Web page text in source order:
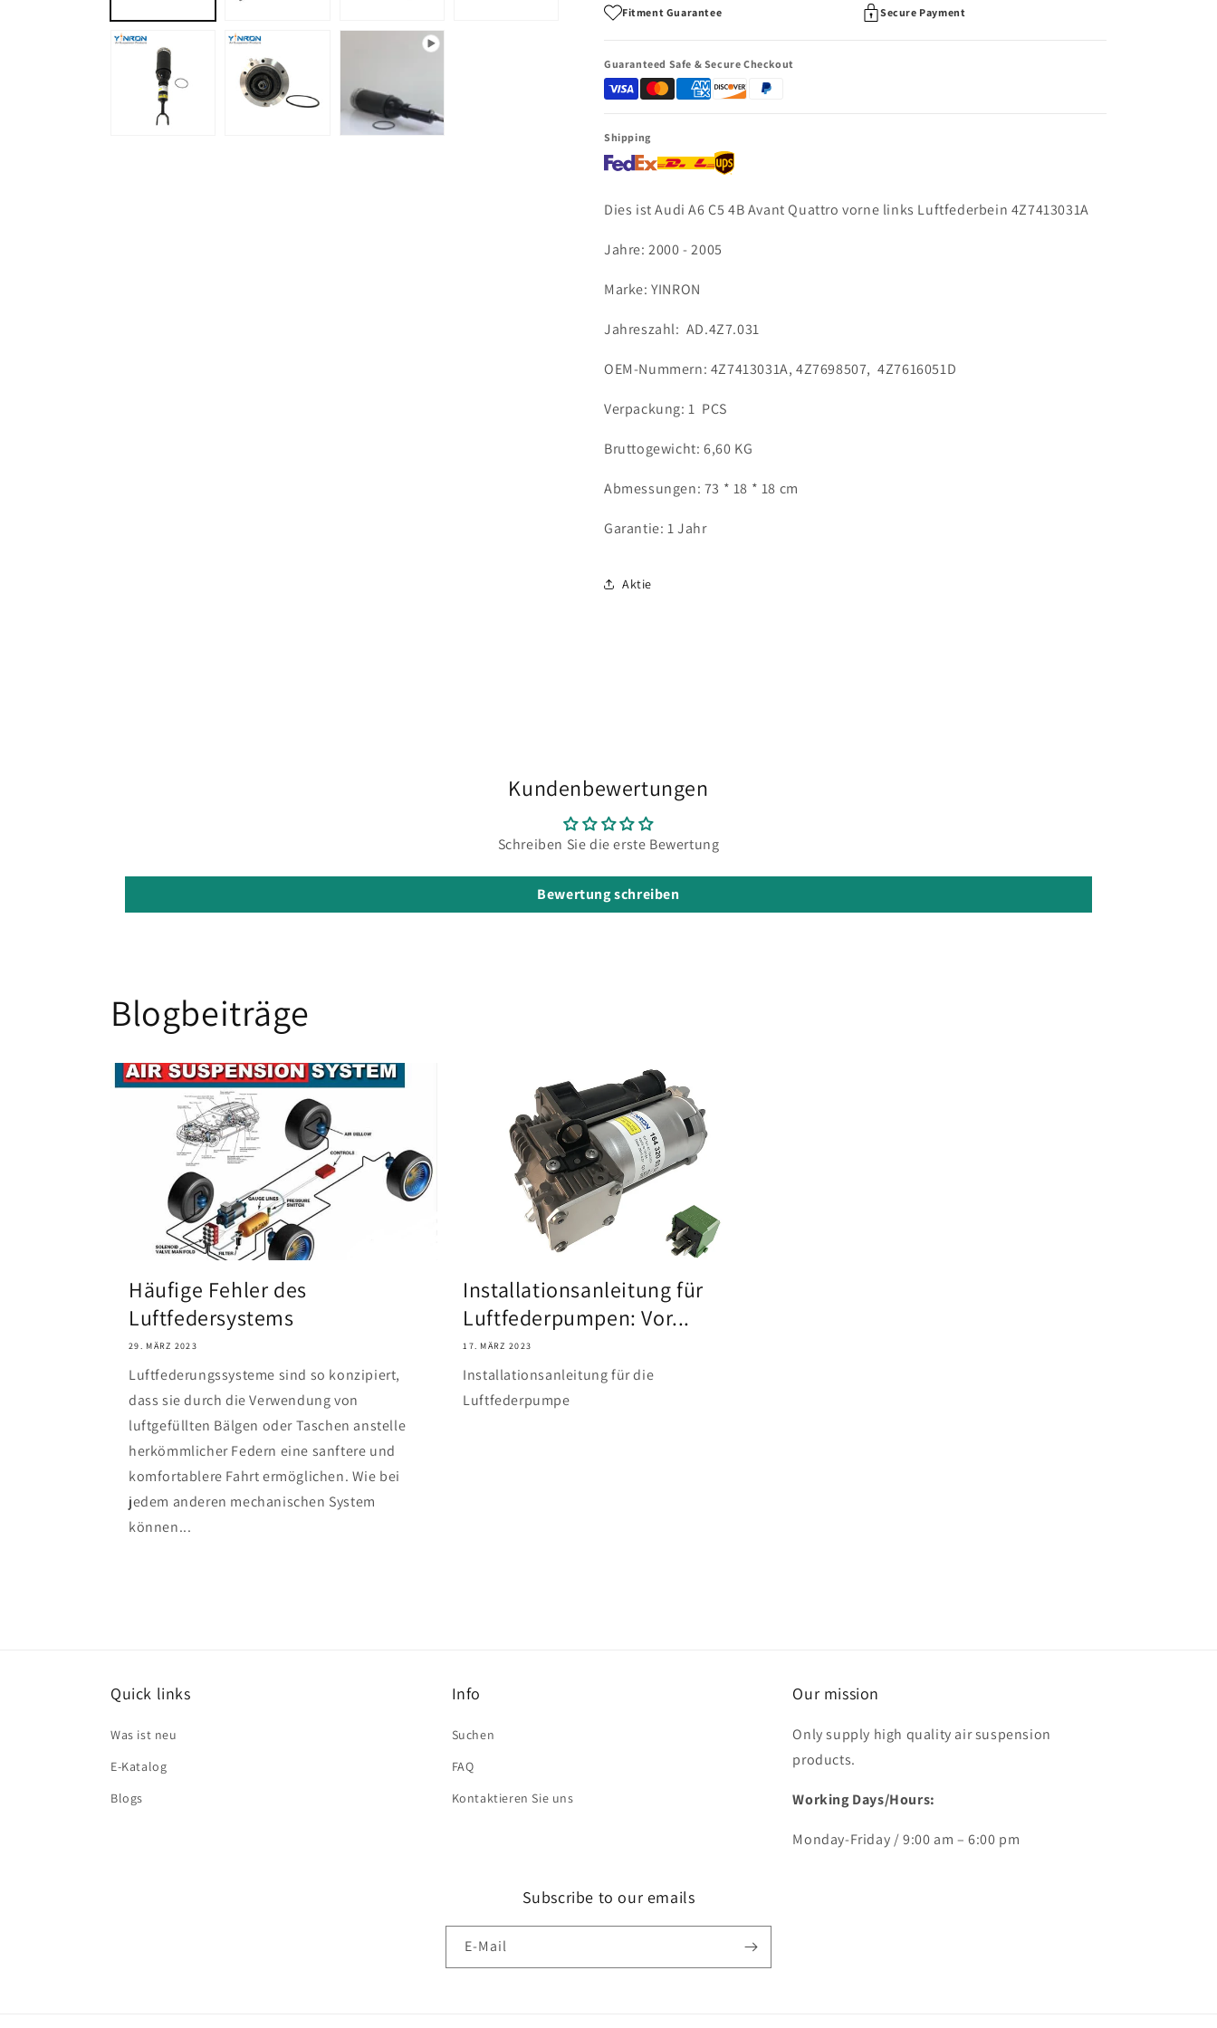
links
links
Fitment Guarantee Secure Payment
Guaranteed Safe & Secure Checkout
Shipping
Dies ist Audi A6 C5 4B Avant Quattro vorne links Luftfederbein 4Z7413031A
Jahre: 2000 - 2005
Marke: YINRON
Jahreszahl: AD.4Z7.031
OEM-Nummern: 4Z7413031A, 4Z7698507, 4Z7616051D
Verpackung: 1 PCS
Bruttogewicht: 6,60 KG
Abmessungen: 73 * 18 * 18 cm
Garantie: 1 Jahr
Aktie
Kundenbewertungen
Schreiben Sie die erste Bewertung
Bewertung schreiben
Blogbeiträge
Häufige Fehler des
Luftfedersystems
29. MÄRZ 2023
Luftfederungssysteme sind so konzipiert,
dass sie durch die Verwendung von
luftgefüllten Bälgen oder Taschen anstelle
herkömmlicher Federn eine sanftere und
komfortablere Fahrt ermöglichen. Wie bei
jedem anderen mechanischen System
können...
Installationsanleitung für
Luftfederpumpen: Vor...
17. MÄRZ 2023
Installationsanleitung für die
Luftfederpumpe
Quick links
Was ist neu
E-Katalog
Blogs
Info
Suchen
FAQ
Kontaktieren Sie uns
Our mission
Only supply high quality air suspension
products.
Working Days/Hours:
Monday-Friday / 9:00 am – 6:00 pm
Subscribe to our emails
E-Mail